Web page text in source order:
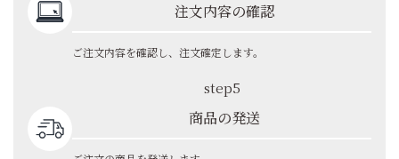
注文内容の確認
ご注文内容を確認し、注文確定します。
step5
商品の発送